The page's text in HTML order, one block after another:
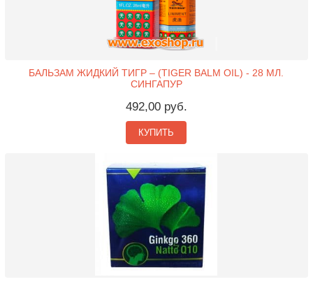
БАЛЬЗАМ ЖИДКИЙ ТИГР – (TIGER BALM OIL) - 28 МЛ.
СИНГАПУР
492,00 руб.
КУПИТЬ